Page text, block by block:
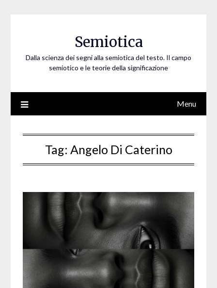
Semiotica
Dalla scienza dei segni alla semiotica del testo. Il campo
semiotico e le teorie della significazione
Menu
Tag: Angelo Di Caterino